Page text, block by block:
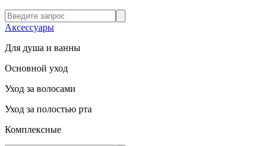
Аксессуары
Для душа и ванны
Основной уход
Уход за волосами
Уход за полостью рта
Комплексные